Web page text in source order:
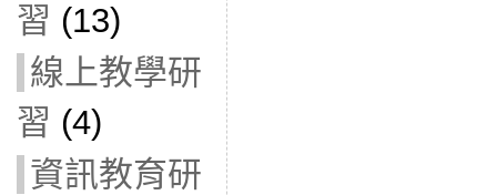
習 (13)
線上教學研
習 (4)
資訊教育研